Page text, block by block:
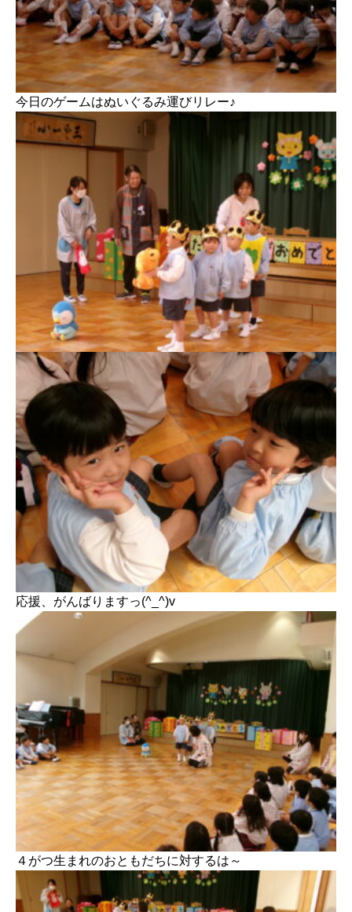
今日のゲームはぬいぐるみ運びリレー♪
応援、がんばりますっ(^_^)v
４がつ生まれのおともだちに対するは～